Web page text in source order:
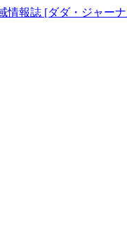
情報誌 [ダダ・ジャー